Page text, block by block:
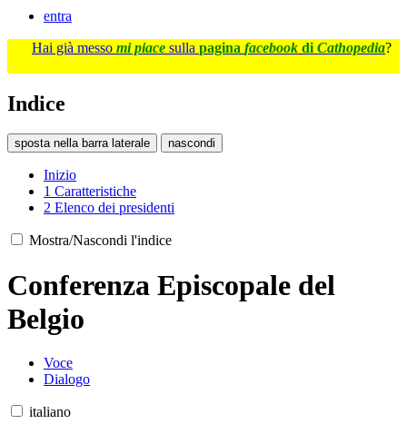
entra
Hai già messo mi piace sulla pagina facebook di Cathopedia?
Indice
sposta nella barra laterale nascondi
Inizio
1 Caratteristiche
2 Elenco dei presidenti
Mostra/Nascondi l'indice
Conferenza Episcopale del
Belgio
Voce
Dialogo
italiano